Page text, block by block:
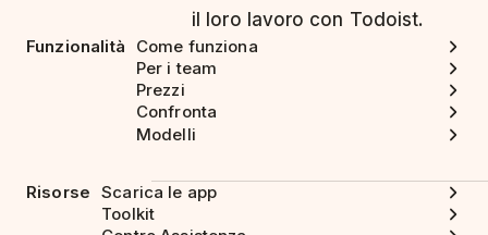
il loro lavoro con Todoist.
Funzionalità
Come funziona
Per i team
Prezzi
Confronta
Modelli
Risorse Scarica le app
Toolkit